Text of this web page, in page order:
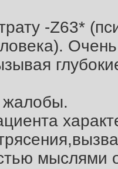
-Z63*
мыслями